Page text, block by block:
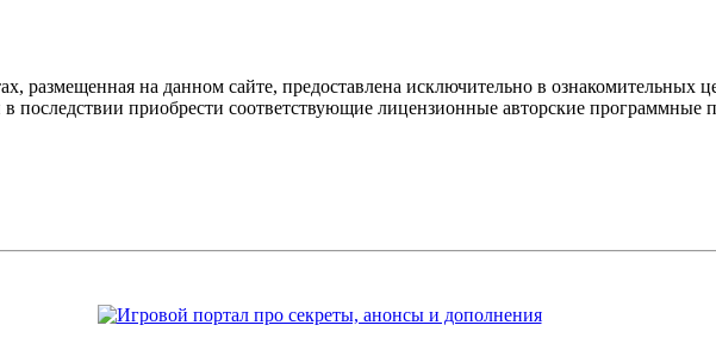
размещенная на данном сайте, предоставлена исключительно в ознакомительных
в последствии приобрести соответствующие лицензионные авторские программные